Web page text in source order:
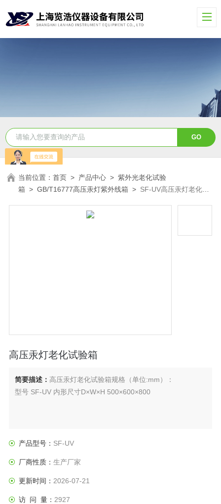
当前位置：首页 > 产品中心 >紫外光老化试验
箱 >GB/T16777高压汞灯紫外线箱 > SF-UV高压汞灯老化试
高压汞灯老化试验箱
简要描述： 高压汞灯老化试验箱规格（单位:mm）：
型号 SF-UV 内形尺寸D×W×H 500×600×800
产品型号： SF-UV
厂商性质： 生产厂家
更新时间： 2026-07-21
访 问 量： 2927